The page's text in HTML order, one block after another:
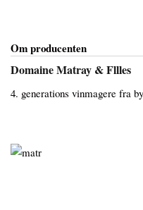
Om producenten
Domaine Matray & Fllles
4. generations vinmagere fra